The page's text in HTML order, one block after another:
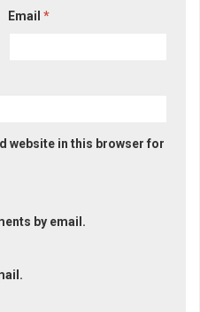
Email*
website in this browser for
by email.